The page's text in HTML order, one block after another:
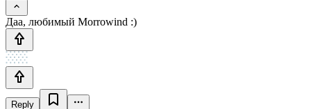
Даа, любимый Morrowind :)
Reply